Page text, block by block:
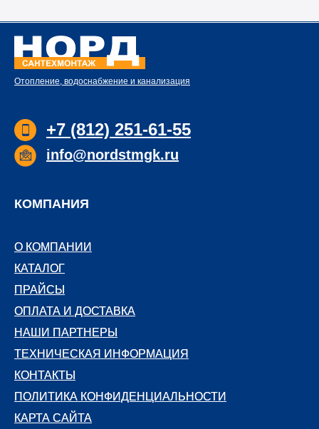
Отопление, водоснабжение и канализация
+7 (812) 251-61-55
info@nordstmgk.ru
О КОМПАНИИ
О КОМПАНИИ
КАТАЛОГ
КАТАЛОГ
ПРАЙСЫ
ПРАЙСЫ
ОПЛАТА И ДОСТАВКА
ОПЛАТА И ДОСТАВКА
КОМПАНИЯ
НАШИ ПАРТНЕРЫ
НАШИ ПАРТНЕРЫ
ТЕХНИЧЕСКАЯ ИНФОРМАЦИЯ
ТЕХНИЧЕСКАЯ ИНФОРМАЦИЯ
КОНТАКТЫ
КОНТАКТЫ
ПОЛИТИКА КОНФИДЕНЦИАЛЬНОСТИ
ПОЛИТИКА КОНФИДЕНЦИАЛЬНОСТИ
КАРТА САЙТА
КАРТА САЙТА